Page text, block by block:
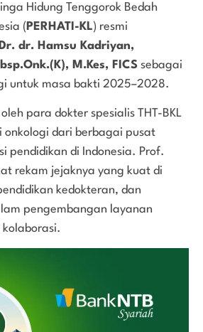
Hidung Tenggorok Bedah
( PERHATI-KL) resmi
dr. Hamsu Kadriyan,
M.Kes, FICS sebagai
untuk masa bakti 2025–2028.
para dokter spesialis THT-BKL
onkologi dari berbagai pusat
pendidikan di Indonesia. Prof.
rekam jejaknya yang kuat di
kedokteran, dan
pengembangan layanan
kolaborasi.